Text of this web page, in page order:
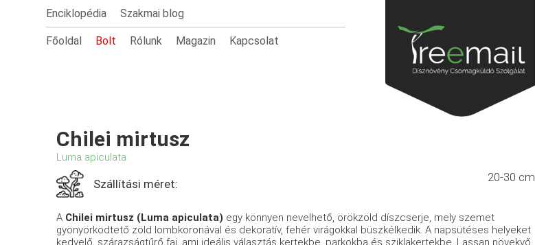
Enciklopédia Szakmai blog
Főoldal Bolt Rólunk Magazin Kapcsolat
Chilei mirtusz
Luma apiculata
Szállítási méret: 20-30 cm
A Chilei mirtusz (Luma apiculata) egy könnyen nevelhető, örökzöld díszcserje, mely szemet
gyönyörködtető zöld lombkoronával és dekoratív, fehér virágokkal büszkélkedik. A napsütéses helyeket
kedvelő, szárazságtűrő faj, ami ideális választás kertekbe, parkokba és sziklakertekbe. Lassan növekvő,